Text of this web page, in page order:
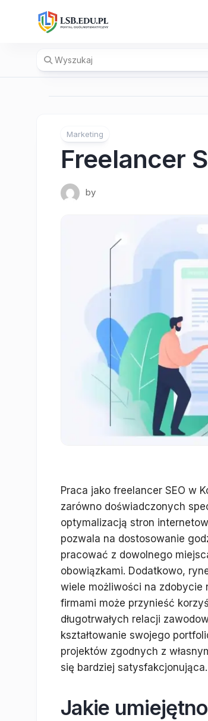
Marketing
Freelancer
by
Praca jako freelancer SEO w
zarówno doświadczonych
optymalizacją stron
pozwala na dostosowanie
pracować z dowolnego
obowiązkami. Dodatkowo,
wiele możliwości na zdobycie
firmami może przynieść
długotrwałych relacji
kształtowanie swojego
projektów zgodnych z
się bardziej satysfakcjonująca.
Jakie